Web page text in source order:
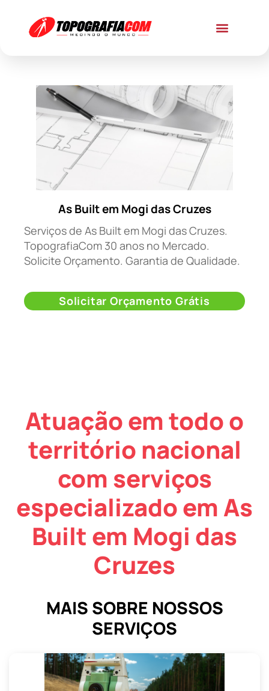
As Built em Mogi das Cruzes
Serviços de As Built em Mogi das Cruzes.
TopografiaCom 30 anos no Mercado.
Solicite Orçamento. Garantia de Qualidade.
Solicitar Orçamento Grátis
Atuação em todo o
território nacional
com serviços
especializado em As
Built em Mogi das
Cruzes
MAIS SOBRE NOSSOS
SERVIÇOS